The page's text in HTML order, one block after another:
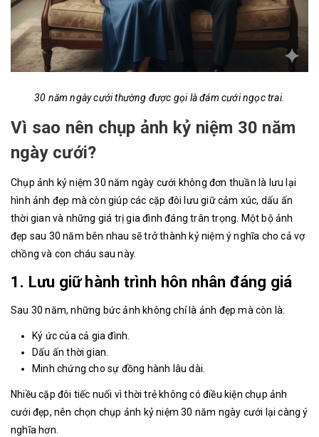
30 năm ngày cưới thường được gọi là đám cưới ngọc trai.
Vì sao nên chụp ảnh kỷ niệm 30 năm
ngày cưới?
Chụp ảnh kỷ niệm 30 năm ngày cưới không đơn thuần là lưu lại
hình ảnh đẹp mà còn giúp các cặp đôi lưu giữ cảm xúc, dấu ấn
thời gian và những giá trị gia đình đáng trân trọng. Một bộ ảnh
đẹp sau 30 năm bên nhau sẽ trở thành kỷ niệm ý nghĩa cho cả vợ
chồng và con cháu sau này.
1. Lưu giữ hành trình hôn nhân đáng giá
Sau 30 năm, những bức ảnh không chỉ là ảnh đẹp mà còn là:
Ký ức của cả gia đình.
Dấu ấn thời gian.
Minh chứng cho sự đồng hành lâu dài.
Nhiều cặp đôi tiếc nuối vì thời trẻ không có điều kiện chụp ảnh
cưới đẹp, nên chọn chụp ảnh kỷ niệm 30 năm ngày cưới lại càng ý
nghĩa hơn.